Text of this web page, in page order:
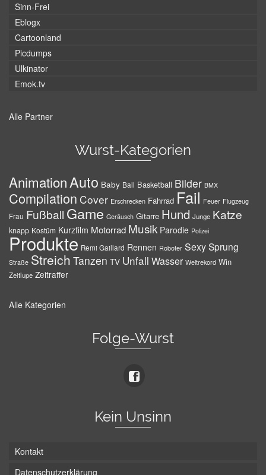
Sinn-Frei
Eblogx
Cartoonland
Picdumps
Ulkinator
Emok.tv
Alle Partner
Wurst-Kategorien
AnimationAuto Baby Ball Basketball Bilder BMX
Compilation Cover Erschrecken Fahrrad Fail Feuer Flugzeug
Frau Fußball Game Geräusch Gitarre Hund Junge Katze
knapp Kostüm Kurzfilm Motorrad Musik Parodie Polizei
Produkte Remi Gaillard Rennen Roboter SexySprung
Straße Streich Tanzen TV Unfall Wasser Weltrekord Win
Zeitlupe Zeitraffer
Alle Kategorien
Folge-Wurst
Kein Unsinn
Kontakt
Datenschutzerklärung